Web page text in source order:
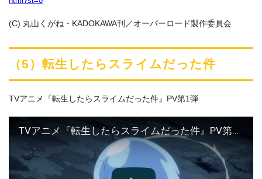
(C) 丸山くがね・KADOKAWA刊／オーバーロード製作委員会
（5）転生したらスライムだった件
TVアニメ『転生したらスライムだった件』PV第1弾
TVアニメ『転生したらスライムだった件』PV第1弾